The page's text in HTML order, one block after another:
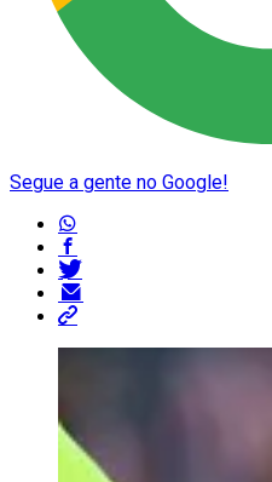
Segue a gente no Google!